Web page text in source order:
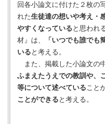
回各小論文に付けた２枚の
れた生徒達の想いや考え・
やすくなっている と思われ
材』は、
「いつでも誰でも
いる と考える。
また、掲載した小論文の中
ふまえたうえでの教訓や、
等について述べている こと
ことができる と考える。